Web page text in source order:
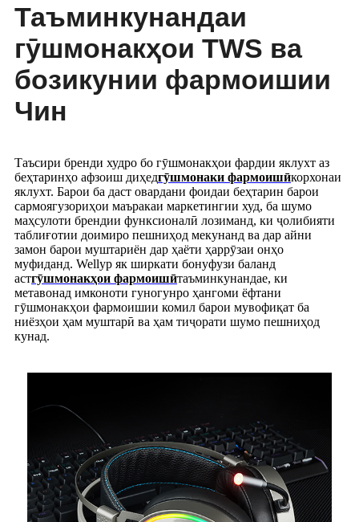
Таъминкунандаи
гӯшмонакҳои TWS ва
бозикунии фармоишии
Чин
Таъсири бренди худро бо гӯшмонакҳои фардии яклухт аз
беҳтаринҳо афзоиш диҳедгӯшмонаки фармоишӣкорхонаи
яклухт. Барои ба даст овардани фоидаи беҳтарин барои
сармоягузориҳои маъракаи маркетингии худ, ба шумо
маҳсулоти брендии функсионалӣ лозиманд, ки ҷолибияти
таблиғотии доимиро пешниҳод мекунанд ва дар айни
замон барои муштариён дар ҳаёти ҳаррӯзаи онҳо
муфиданд. Wellyp як ширкати бонуфузи баланд
астгӯшмонакҳои фармоишӣтаъминкунандае, ки
метавонад имконоти гуногунро ҳангоми ёфтани
гӯшмонакҳои фармоишии комил барои мувофиқат ба
ниёзҳои ҳам муштарӣ ва ҳам тиҷорати шумо пешниҳод
кунад.